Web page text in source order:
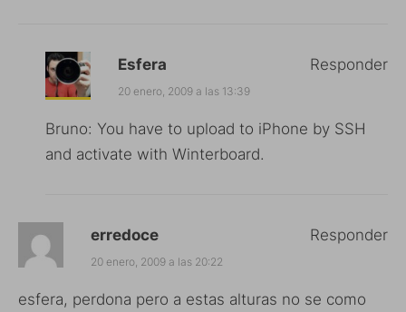
Esfera
20 enero, 2009 a las 13:39
Bruno: You have to upload to iPhone by SSH
and activate with Winterboard.
Responder
erredoce
20 enero, 2009 a las 20:22
esfera, perdona pero a estas alturas no se como
Responder